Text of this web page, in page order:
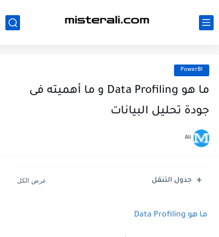
PowerBI
ما هو Data Profiling و ما أهميته فى
جودة تحليل البيانات
Ali
جدول التنقل
ما هو Data Profiling